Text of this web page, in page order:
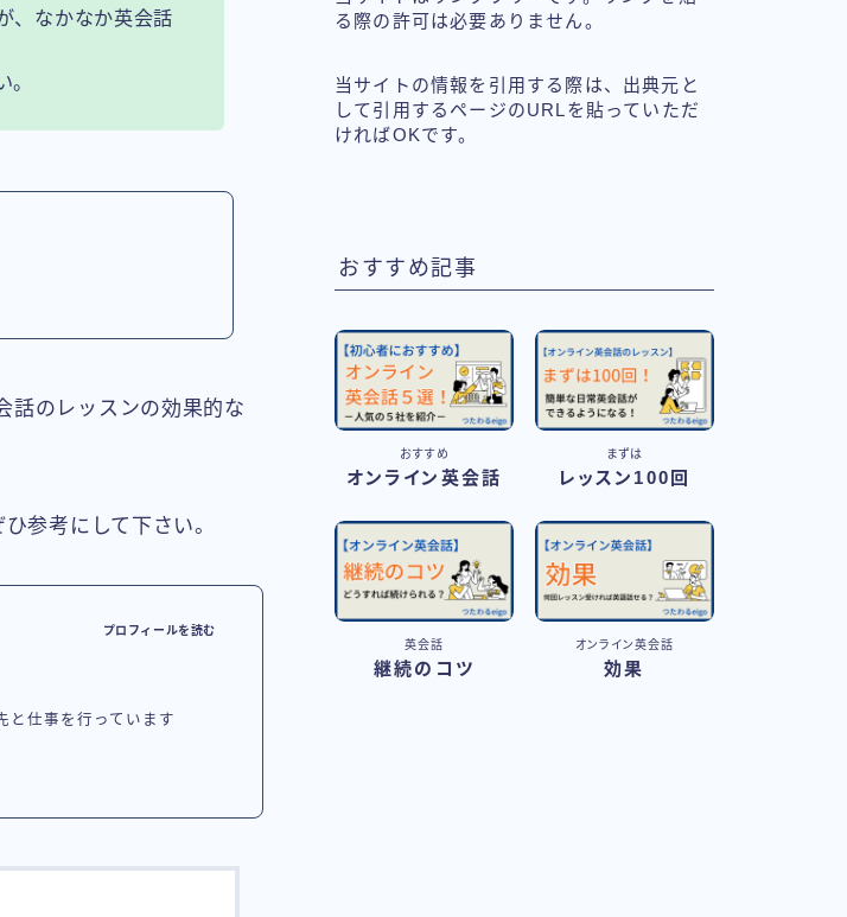
、なかなか英会話
話のレッスンの効果的な
参考にして下さい。
と仕事を行っています
プロフィールを読む
る際の許可は必要ありません。
当サイトの情報を引用する際は、出典元と
して引用するページのURLを貼っていただ
ければOKです。
おすすめ記事
おすすめ
オンライン英会話
まずは
レッスン100回
英会話
継続のコツ
オンライン英会話
効果